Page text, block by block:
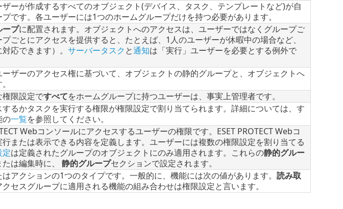
ーが作成するすべてのオブジェクト(デバイス、タスク、テンプレートなど)が自
です。各ユーザーには1つのホームグループだけを持つ必要があります。
ープに配置されます。オブジェクトへのアクセスは、ユーザーではなくグループご
ごとにアクセスを提供すると、たとえば、1人のユーザーが休暇中の場合など、
応できます）。 サーバータスク と通知は「実行」ユーザーを必要とする例外で
ザーのアクセス権に基づいて、オブジェクトの静的グループと、オブジェクトへ
限設定ですべてをホームグループに持つユーザーは、事実上管理者です。
るかタスクを実行する権限が権限設定で割り当てられます。詳細については、す
の一覧を参照してください。
Webコンソールにアクセスするユーザーの権限です。ESET PROTECT Webコ
または表示できる内容を定義します。ユーザーには複数の権限設定を割り当てる
定は定義されたグループのオブジェクトにのみ適用されます。これらの静的グルー
は編集時に、 静的グループセクションで設定されます。
アクションの1つのタイプです。一般的に、機能には次の値があります。 読み取
クセスグループに適用される機能の組み合わせは権限設定と言います。